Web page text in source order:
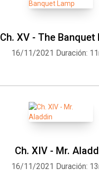
Ch. XV - The Banquet
16/11/2021 Duración:
Ch. XIV - Mr.
16/11/2021 Duración: